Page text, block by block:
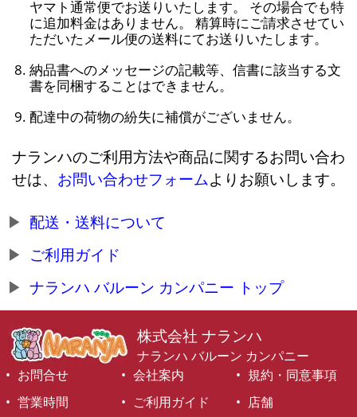
ヤマト通常便でお送りいたします。 その場合でも特
に追加料金はありません。 精算時にご請求させてい
ただいたメール便の送料にてお送りいたします。
納品書へのメッセージの記載等、信書に該当する文
書を同梱することはできません。
配達中の荷物の紛失に補償がございません。
ナランハのご利用方法や商品に関するお問い合わ
せは、 お問い合わせフォームよりお願いします。
配送・送料について
ご利用ガイド
ナランハ バルーン カンパニー トップ
株式会社 ナランハ
ナランハ バルーン カンパニー
お問合せ
会社案内
規約・同意事項
営業時間
ご利用ガイド 店舗